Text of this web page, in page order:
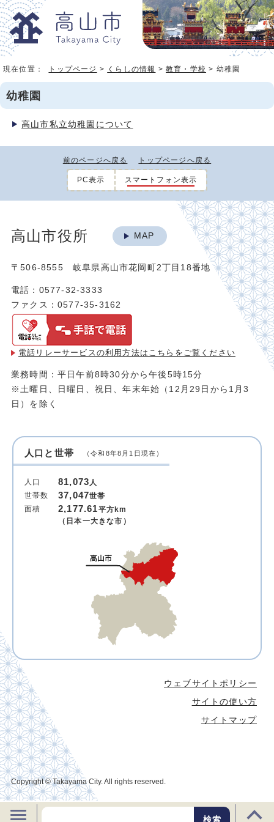
現在位置： トップページ > くらしの情報 >教育・学校 > 幼稚園
幼稚園
高山市私立幼稚園について
前のページへ戻る トップページへ戻る
PC表示 スマートフォン表示
高山市役所 MAP
〒506-8555 岐阜県高山市花岡町2丁目18番地
電話：0577-32-3333
ファクス：0577-35-3162
電話リレーサービスの利用方法は こちらをご覧ください
業務時間：平日午前8時30分から午後5時15分
※土曜日、日曜日、祝日、年末年始（12月29日から1月3
日）を除く
人口と世帯 （令和8年8月1日現在）
人口 81,073人
世帯数
37,047世帯
面積
2,177.61平方km
（日本一大きな市）
ウェブサイトポリシー
サイトの使い方
サイトマップ
Copyright © Takayama City. All rights reserved.